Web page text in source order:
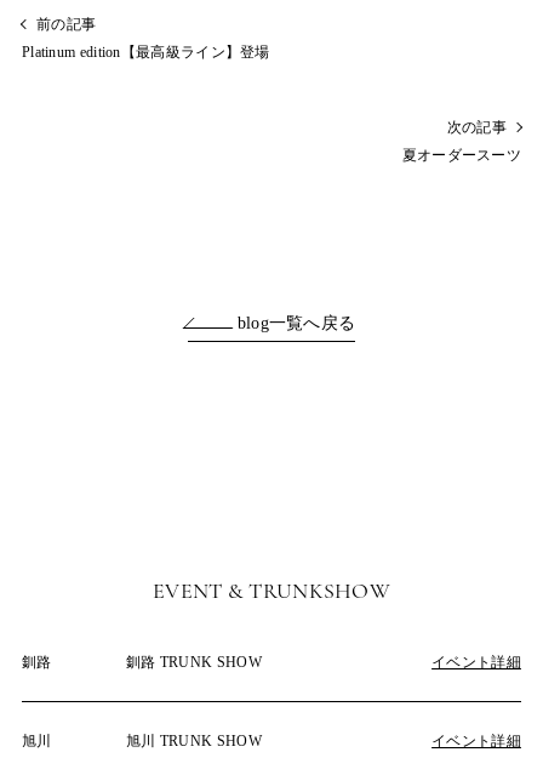
前の記事
Platinum edition【最高級ライン】登場
次の記事
夏オーダースーツ
blog一覧へ戻る
EVENT & TRUNKSHOW
釧路 釧路 TRUNK SHOW イベント詳細
旭川 旭川 TRUNK SHOW イベント詳細